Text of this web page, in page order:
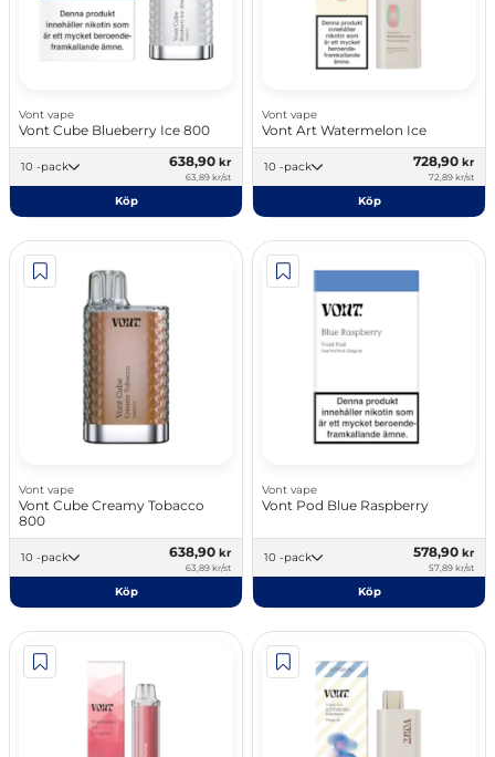
Vont vape
Vont Cube Blueberry Ice 800
10 -pack 638,90 kr
63,89 kr/st
Köp
Vont vape
Vont Art Watermelon Ice
10 -pack 728,90 kr
72,89 kr/st
Köp
Vont vape
Vont Cube Creamy Tobacco
800
10 -pack 638,90 kr
63,89 kr/st
Köp
Vont vape
Vont Pod Blue Raspberry
10 -pack 578,90 kr
57,89 kr/st
Köp